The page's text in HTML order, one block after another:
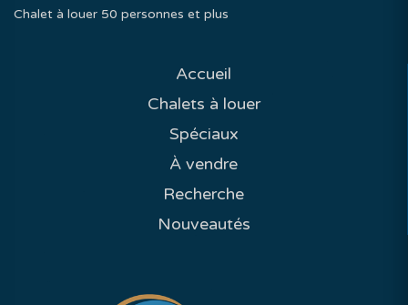
Chalet à louer 50 personnes et plus
Accueil
Chalets à louer
Spéciaux
À vendre
Recherche
Nouveautés